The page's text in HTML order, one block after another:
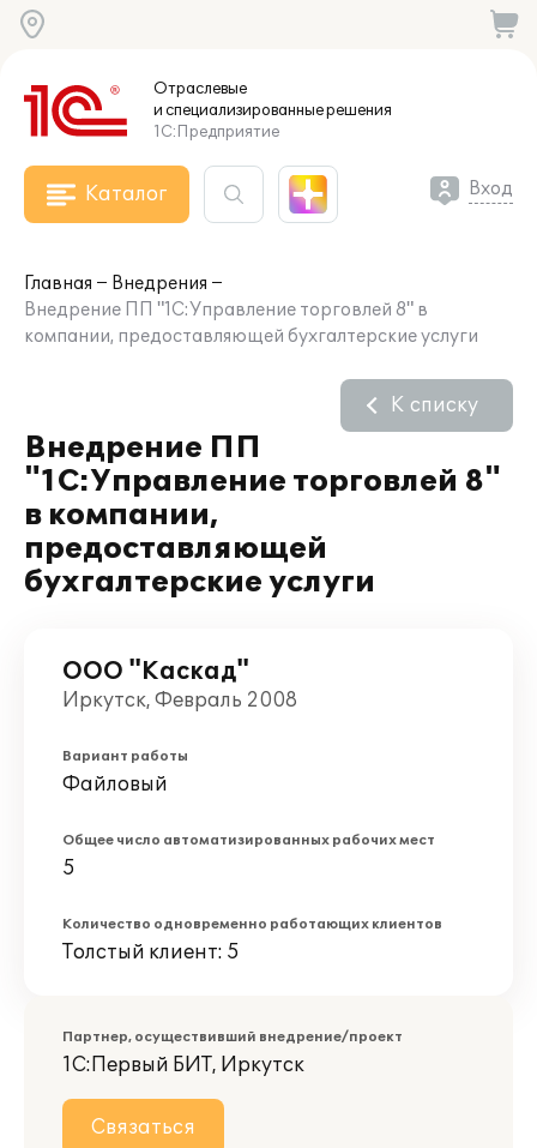
Отраслевые
и специализированныерешения
1С:Предприятие
Каталог Вход
Главная
Внедрения
Внедрение ПП "1С:Управление торговлей 8" в
компании, предоставляющей бухгалтерские услуги
Внедрение ПП
"1С:Управление торговлей 8"
в компании,
предоставляющей
бухгалтерские услуги
К списку
ООО "Каскад"
Иркутск, Февраль 2008
Вариант работы
Файловый
Общее число автоматизированных рабочих мест
5
Количество одновременно работающих клиентов
Толстый клиент: 5
Партнер, осуществивший внедрение/проект
1С:Первый БИТ, Иркутск
Связаться